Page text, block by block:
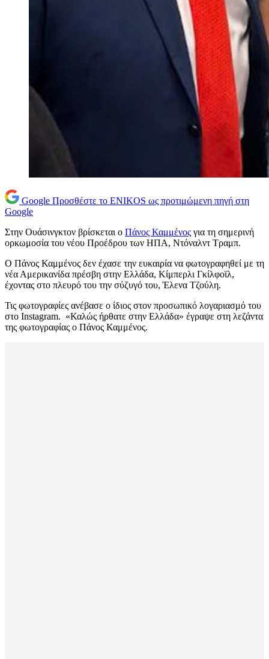
Google Προσθέστε το ENIKOS ως προτιμώμενη πηγή στη
Google
Στην Ουάσινγκτον βρίσκεται ο Πάνος Καμμένος για τη σημερινή
ορκωμοσία του νέου Προέδρου των ΗΠΑ, Ντόναλντ Τραμπ.
Ο Πάνος Καμμένος δεν έχασε την ευκαιρία να φωτογραφηθεί με τη
νέα Αμερικανίδα πρέσβη στην Ελλάδα, Κίμπερλι Γκίλφοϊλ,
έχοντας στο πλευρό του την σύζυγό του, Έλενα Τζούλη.
Τις φωτογραφίες ανέβασε ο ίδιος στον προσωπικό λογαριασμό του
στο Instagram. «Καλώς ήρθατε στην Ελλάδα» έγραψε στη λεζάντα
της φωτογραφίας ο Πάνος Καμμένος.